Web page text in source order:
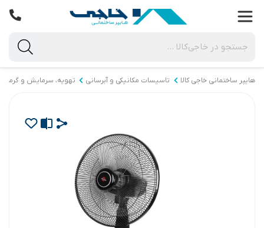
هایپر ساختمانی خاجی‌ کالا تاسیسات مکانیکی و آبرسانی تهویه، سرمایش و